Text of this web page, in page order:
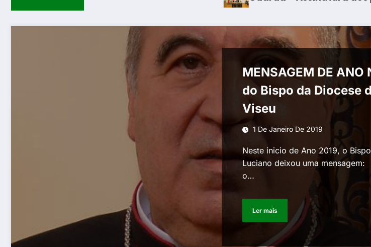
MENSAGEM DE ANO
do Bispo da Diocese
Viseu
1 De Janeiro De 2019
Neste inicio de Ano 2019, o
Luciano deixou uma
o…
Ler mais